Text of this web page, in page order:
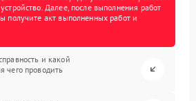
Далее, после выполнения работ
получите акт выполненных работ и
и какой
чего проводить